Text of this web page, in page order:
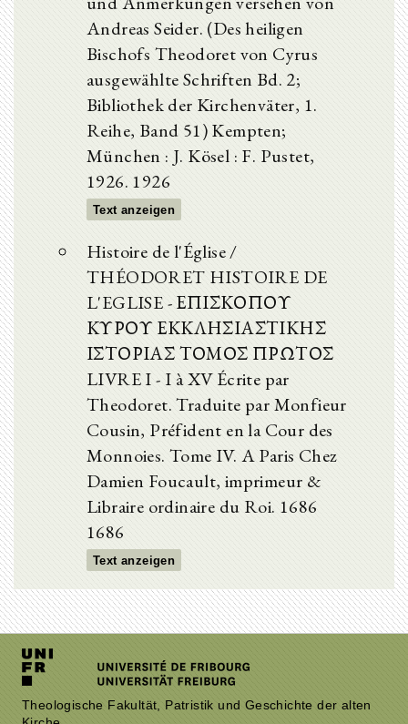
Andreas Seider. (Des heiligen
Bischofs Theodoret von Cyrus
ausgewählte Schriften Bd. 2;
Bibliothek der Kirchenväter, 1.
Reihe, Band 51) Kempten;
München : J. Kösel : F. Pustet,
1926. 1926
Text anzeigen
Histoire de l'Église /
THÉODORET HISTOIRE DE
L'EGLISE - ΕΠΙΣΚΟΠΟΥ
ΚΥΡΟΥ ΕΚΚΛΗΣΙΑΣΤΙΚΗΣ
ΙΣΤΟΡΙΑΣ ΤΟΜΟΣ ΠΡΩΤΟΣ
LIVRE I - I à XV Écrite par
Theodoret. Traduite par Monfieur
Cousin, Préfident en la Cour des
Monnoies. Tome IV. A Paris Chez
Damien Foucault, imprimeur &
Libraire ordinaire du Roi. 1686
1686
Text anzeigen
Theologische Fakultät, Patristik und Geschichte der alten